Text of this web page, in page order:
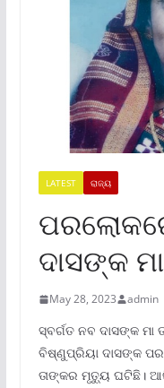
LATEST ରାଜ୍ୟ
ଦାସଙ୍କ ମା
May 28, 2023 admin
ସ୍ବର୍ଗତ ନବ ଦାସଙ୍କ ମା
ବିଷ୍ଣୁପ୍ରିୟା ଦାସଙ୍କ
ତାଙ୍କର ମୃତ୍ୟୁ ଘଟିଛି।